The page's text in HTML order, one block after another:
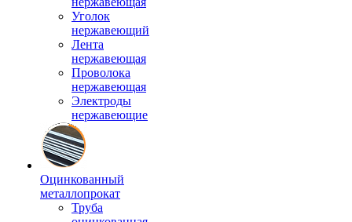
Уголок
нержавеющий
Лента
нержавеющая
Проволока
нержавеющая
Электроды
нержавеющие
Оцинкованный
металлопрокат
Труба